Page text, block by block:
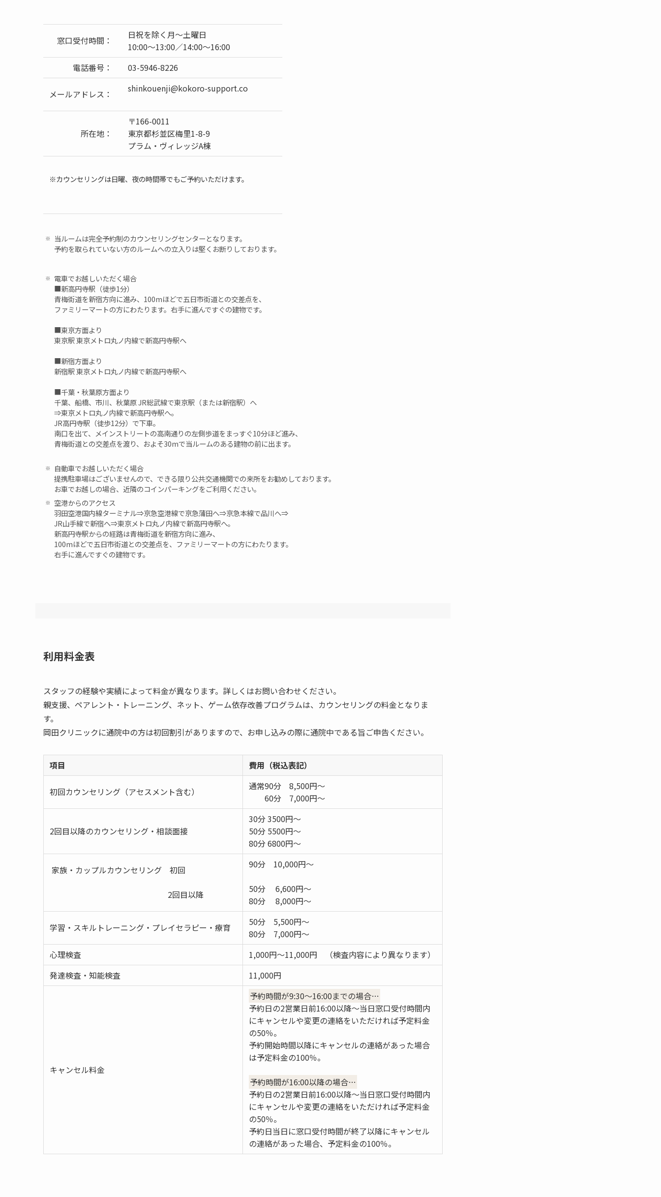
窓口受付時間：
日祝を除く月～土曜日
10:00～13:00／14:00～16:00
電話番号：
03-5946-8226
メールアドレス： shinkouenji@kokoro-support.co
所在地：
〒166-0011
東京都杉並区梅里1-8-9
プラム・ヴィレッジA棟
※カウンセリングは日曜、夜の時間帯でもご予約いただけます。
当ルームは完全予約制のカウンセリングセンターとなります。
予約を取られていない方のルームへの立入りは堅くお断りしております。
電車でお越しいただく場合
■新高円寺駅（徒歩1分）
青梅街道を新宿方向に進み、100mほどで五日市街道との交差点を、
ファミリーマートの方にわたります。右手に進んですぐの建物です。
■東京方面より
東京駅 東京メトロ丸ノ内線で新高円寺駅へ
■新宿方面より
新宿駅 東京メトロ丸ノ内線で新高円寺駅へ
■千葉・秋葉原方面より
千葉、船橋、市川、秋葉原 JR総武線で東京駅（または新宿駅）へ
⇒東京メトロ丸ノ内線で新高円寺駅へ。
JR高円寺駅（徒歩12分）で下車。
南口を出て、メインストリートの高南通りの左側歩道をまっすぐ10分ほど進み、
青梅街道との交差点を渡り、およそ30mで当ルームのある建物の前に出ます。
自動車でお越しいただく場合
提携駐車場はございませんので、できる限り公共交通機関での来所をお勧めしております。
お車でお越しの場合、近隣のコインパーキングをご利用ください。
空港からのアクセス
羽田空港国内線ターミナル⇒京急空港線で京急蒲田へ⇒京急本線で品川へ⇒
JR山手線で新宿へ⇒東京メトロ丸ノ内線で新高円寺駅へ。
新高円寺駅からの経路は青梅街道を新宿方向に進み、
100mほどで五日市街道との交差点を、ファミリーマートの方にわたります。
右手に進んですぐの建物です。
利用料金表
スタッフの経験や実績によって料金が異なります。詳しくはお問い合わせください。
親支援、ペアレント・トレーニング、ネット、ゲーム依存改善プログラムは、カウンセリングの料金となりま
す。
岡田クリニックに通院中の方は初回割引がありますので、お申し込みの際に通院中である旨ご申告ください。
項目 費用（税込表記）
初回カウンセリング（アセスメント含む）
通常90分 8,500円～
60分 7,000円～
2回目以降のカウンセリング・相談面接
30分 3500円～
50分 5500円～
80分 6800円～
家族・カップルカウンセリング 初回
2回目以降
90分 10,000円～
50分 6,600円～
80分 8,000円～
学習・スキルトレーニング・プレイセラピー・療育
50分 5,500円～
80分 7,000円～
心理検査
1,000円～11,000円 （検査内容により異なります）
発達検査・知能検査
11,000円
キャンセル料金
予約時間が9:30～16:00までの場合…
予約日の2営業日前16:00以降～当日窓口受付時間内
にキャンセルや変更の連絡をいただければ予定料金
の50％。
予約開始時間以降にキャンセルの連絡があった場合
は予定料金の100％。
予約時間が16:00以降の場合…
予約日の2営業日前16:00以降～当日窓口受付時間内
にキャンセルや変更の連絡をいただければ予定料金
の50％。
予約日当日に窓口受付時間が終了以降にキャンセル
の連絡があった場合、予定料金の100％。